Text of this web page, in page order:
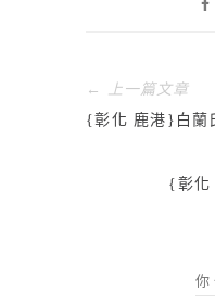
← 上一篇文章
{彰化 鹿港}白蘭
{彰化